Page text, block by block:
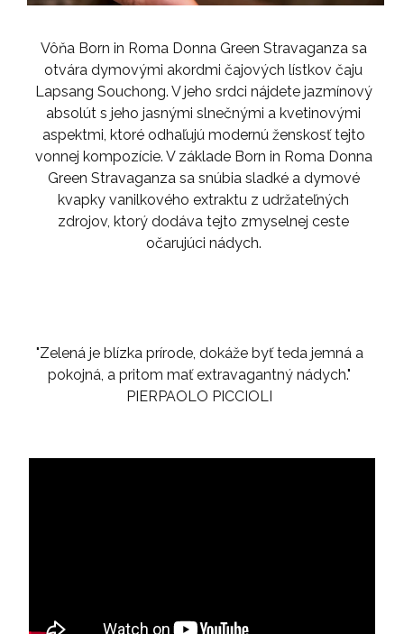
Vôňa Born in Roma Donna Green Stravaganza sa
otvára dymovými akordmi čajových lístkov čaju
Lapsang Souchong. V jeho srdci nájdete jazmínový
absolút s jeho jasnými slnečnými a kvetinovými
aspektmi, ktoré odhaľujú modernú ženskosť tejto
vonnej kompozície. V základe Born in Roma Donna
Green Stravaganza sa snúbia sladké a dymové
kvapky vanilkového extraktu z udržateľných
zdrojov, ktorý dodáva tejto zmyselnej ceste
očarujúci nádych.
"Zelená je blízka prírode, dokáže byť teda jemná a
pokojná, a pritom mať extravagantný nádych."
PIERPAOLO PICCIOLI